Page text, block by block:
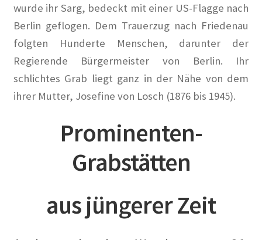
wurde ihr Sarg, bedeckt mit einer US-Flagge nach
Berlin geflogen. Dem Trauerzug nach Friedenau
folgten Hunderte Menschen, darunter der
Regierende Bürgermeister von Berlin. Ihr
schlichtes Grab liegt ganz in der Nähe von dem
ihrer Mutter, Josefine von Losch (1876 bis 1945).
Prominenten-
Grabstätten
aus jüngerer Zeit